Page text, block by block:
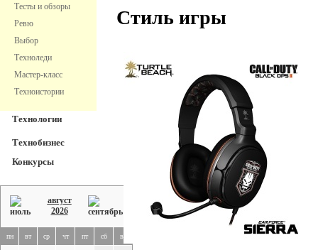
Тесты и обзоры
Ревю
Выбор
Техноледи
Мастер-класс
Техноистории
Технологии
Технобизнес
Конкурсы
август
2026
пн вт ср чт пт сб вс
Стиль игры